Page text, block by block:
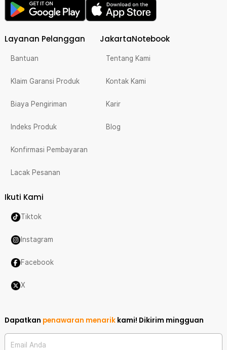
Layanan Pelanggan
Bantuan
Klaim Garansi Produk
Biaya Pengiriman
Indeks Produk
Konfirmasi Pembayaran
Lacak Pesanan
JakartaNotebook
Tentang Kami
Kontak Kami
Karir
Blog
Ikuti Kami
Tiktok
Instagram
Facebook
X
Dapatkan penawaran menarik kami! Dikirim mingguan
Email Anda